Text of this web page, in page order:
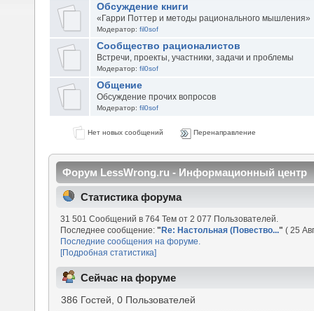
Обсуждение книги
«Гарри Поттер и методы рационального мышления»
Модератор: fil0sof
Сообщество рационалистов
Встречи, проекты, участники, задачи и проблемы
Модератор: fil0sof
Общение
Обсуждение прочих вопросов
Модератор: fil0sof
Нет новых сообщений Перенаправление
Форум LessWrong.ru - Информационный центр
Статистика форума
31 501 Сообщений в 764 Тем от 2 077 Пользователей.
Последнее сообщение:"Re: Настольная (Повество..." ( 25
Последние сообщения на форуме.
[Подробная статистика]
Сейчас на форуме
386 Гостей, 0 Пользователей